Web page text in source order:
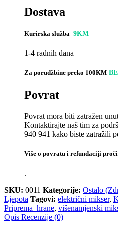
Dostava
Kurirska služba 9KM
1-4 radnih dana
Za porudžbine preko 100KM
Povrat
Povrat mora biti zatražen
Kontaktirajte naš tim za
940 941 kako biste zatražili
Više o povratu i refundaciji
.
SKU: 0011 Kategorije: Ostalo
Ljepota Tagovi: električni mikser,
Priprema_hrane, višenamjenski
Opis Recenzije (0)